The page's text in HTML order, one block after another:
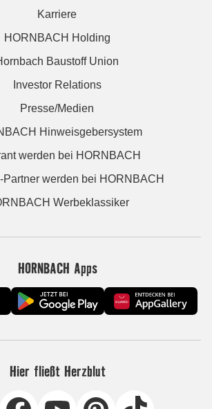
Karriere
HORNBACH Holding
Baustoff Union
Investor Relations
Presse/Medien
Hinweisgebersystem
werden bei HORNBACH
Partner werden bei HORNBACH
Werbeklassiker
HORNBACH Apps
Hier fließt Herzblut